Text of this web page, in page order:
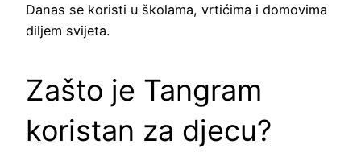
Danas se koristi u školama, vrtićima i domovima
diljem svijeta.
Zašto je Tangram
koristan za djecu?